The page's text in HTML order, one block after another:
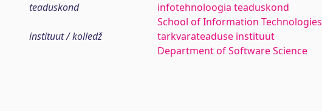
teaduskond
infotehnoloogia teaduskond
School of Information Technologies
instituut / kolledž
tarkvarateaduse instituut
Department of Software Science